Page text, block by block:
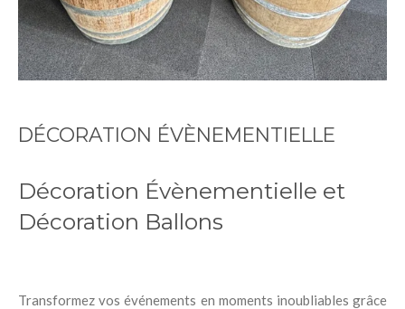
DÉCORATION ÉVÈNEMENTIELLE
Décoration Évènementielle et
Décoration Ballons
Transformez vos événements en moments inoubliables grâce